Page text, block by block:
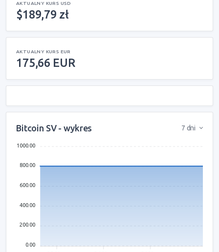
AKTUALNY KURS USD
$189,79 zł
AKTUALNY KURS EUR
175,66 EUR
Bitcoin SV - wykres 7 dni
1000.00
800.00
600.00
400.00
200.00
0.00